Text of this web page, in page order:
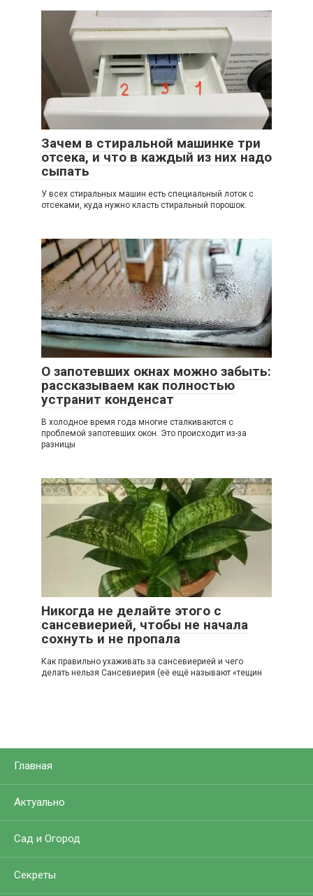
Зачем в стиральной машинке три
отсека, и что в каждый из них надо
сыпать
У всех стиральных машин есть специальный лоток с
отсеками, куда нужно класть стиральный порошок.
О запотевших окнах можно забыть:
рассказываем как полностью
устранит конденсат
В холодное время года многие сталкиваются с
проблемой запотевших окон. Это происходит из-за
разницы
Никогда не делайте этого с
сансевиерией, чтобы не начала
сохнуть и не пропала
Как правильно ухаживать за сансевиерией и чего
делать нельзя Сансевиерия (её ещё называют «тещин
Главная
Актуально
Сад и Огород
Секреты